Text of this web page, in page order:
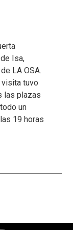
Isa,
LA OSA.
tuvo
las plazas
un
19 horas